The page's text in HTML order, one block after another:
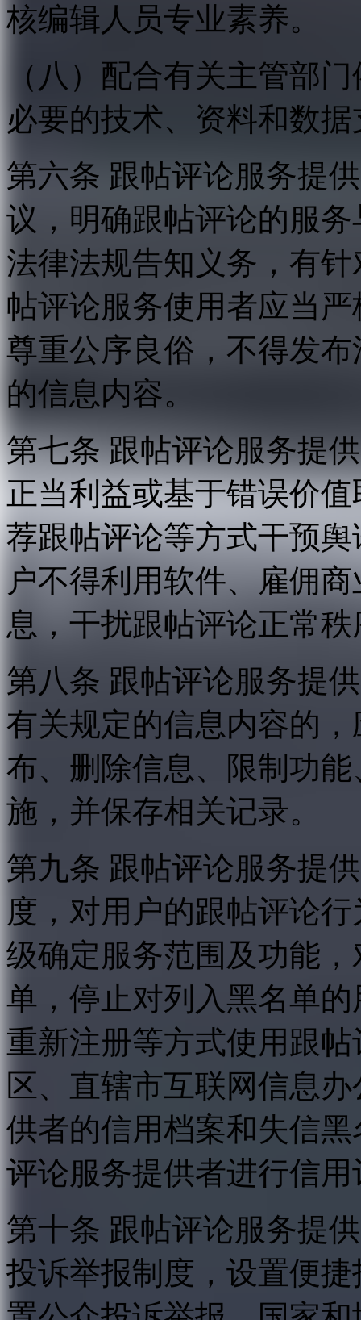
核编辑人员专业素养。
（八）配合有关主管部
必要的技术、资料和数
第六条 跟帖评论服务提
议，明确跟帖评论的服
法律法规告知义务，有
帖评论服务使用者应当
尊重公序良俗，不得发
的信息内容。
第七条 跟帖评论服务提
正当利益或基于错误价
荐跟帖评论等方式干预
户不得利用软件、雇佣
息，干扰跟帖评论正常
第八条 跟帖评论服务提
有关规定的信息内容的
布、删除信息、限制功
施，并保存相关记录。
第九条 跟帖评论服务提
度，对用户的跟帖评论
级确定服务范围及功能
单，停止对列入黑名单
重新注册等方式使用跟
区、直辖市互联网信息
供者的信用档案和失信
评论服务提供者进行信用
第十条 跟帖评论服务提
投诉举报制度，设置便